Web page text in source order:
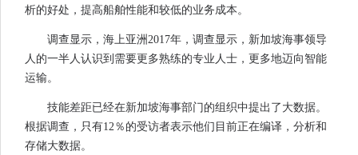
析的好处，提高船舶性能和较低的业务成本。
调查显示，海上亚洲2017年，调查显示，新加坡海事领导
人的一半人认识到需要更多熟练的专业人士，更多地迈向智能
运输。
技能差距已经在新加坡海事部门的组织中提出了大数据。
根据调查，只有12％的受访者表示他们目前正在编译，分析和
存储大数据。